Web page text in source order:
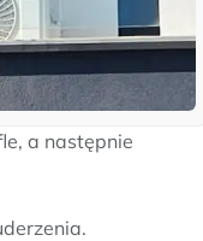
a następnie